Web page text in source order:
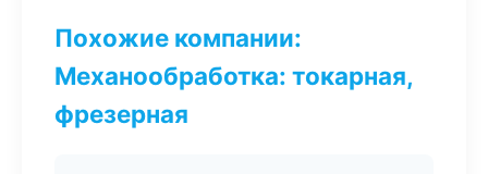
Похожие компании:
Механообработка: токарная,
фрезерная